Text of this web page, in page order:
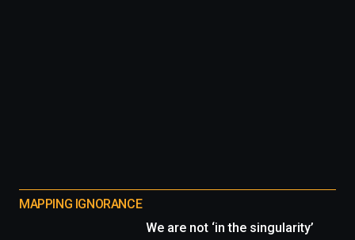
MAPPING IGNORANCE
We are not ‘in the singularity’